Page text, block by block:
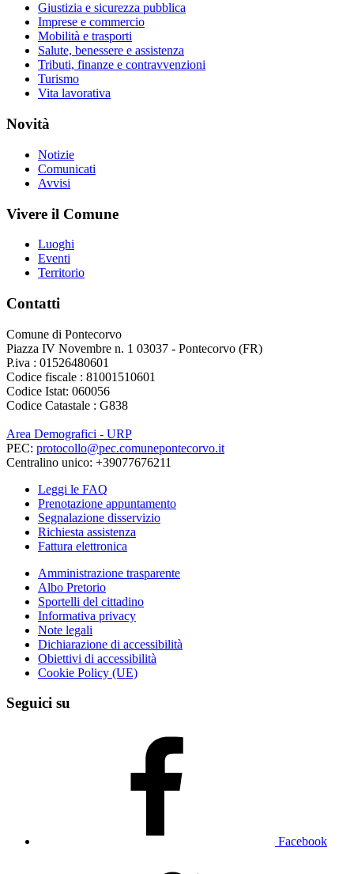
Giustizia e sicurezza pubblica
Imprese e commercio
Mobilità e trasporti
Salute, benessere e assistenza
Tributi, finanze e contravvenzioni
Turismo
Vita lavorativa
Novità
Notizie
Comunicati
Avvisi
Vivere il Comune
Luoghi
Eventi
Territorio
Contatti
Comune di Pontecorvo
Piazza IV Novembre n. 1 03037 - Pontecorvo (FR)
P.iva : 01526480601
Codice fiscale : 81001510601
Codice Istat: 060056
Codice Catastale : G838
Area Demografici - URP
PEC: protocollo@pec.comunepontecorvo.it
Centralino unico: +39077676211
Leggi le FAQ
Prenotazione appuntamento
Segnalazione disservizio
Richiesta assistenza
Fattura elettronica
Amministrazione trasparente
Albo Pretorio
Sportelli del cittadino
Informativa privacy
Note legali
Dichiarazione di accessibilità
Obiettivi di accessibilità
Cookie Policy (UE)
Seguici su
Facebook